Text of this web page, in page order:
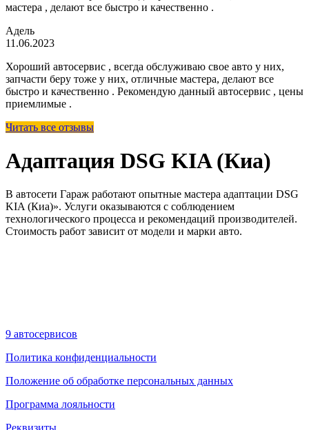
мастера , делают все быстро и качественно .
Адель
11.06.2023
Хороший автосервис , всегда обслуживаю свое авто у них,
запчасти беру тоже у них, отличные мастера, делают все
быстро и качественно . Рекомендую данный автосервис , цены
приемлимые .
Читать все отзывы
Адаптация DSG KIA (Киа)
В автосети Гараж работают опытные мастера адаптации DSG
KIA (Киа)». Услуги оказываются с соблюдением
технологического процесса и рекомендаций производителей.
Стоимость работ зависит от модели и марки авто.
9 автосервисов
Политика конфиденциальности
Положение об обработке персональных данных
Программа лояльности